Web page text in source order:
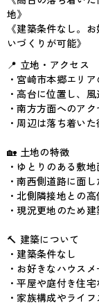
地》
《建築条件なし。
いづくりが可能》
📍 立地・アクセス
・宮崎市本郷エリ
・高台に位置し、
・南方方面へのア
・周辺は落ち着い
🏡 土地の特徴
・ゆとりのある敷
・南西側道路に面
・北側隣接地との
・現況更地のため
🔨 建築について
・建築条件なし
・お好きなハウス
・平屋や庭付き住
・家族構成やライ